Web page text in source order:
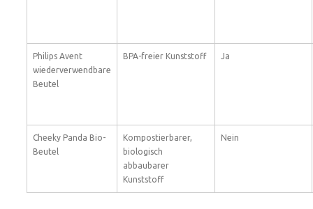
Philips Avent
wiederverwendbare
Beutel
BPA-freier Kunststoff Ja
Cheeky Panda Bio-
Beutel
Kompostierbarer,
biologisch
abbaubarer
Kunststoff
Nein